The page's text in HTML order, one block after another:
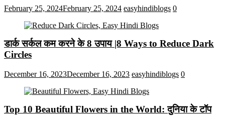
February 25, 2024February 25, 2024 easyhindiblogs 0
डार्क सर्कल कम करने के 8 उपाय |8 Ways to Reduce Dark
Circles
December 16, 2023December 16, 2023 easyhindiblogs 0
Top 10 Beautiful Flowers in the World: दुनिया के टॉप